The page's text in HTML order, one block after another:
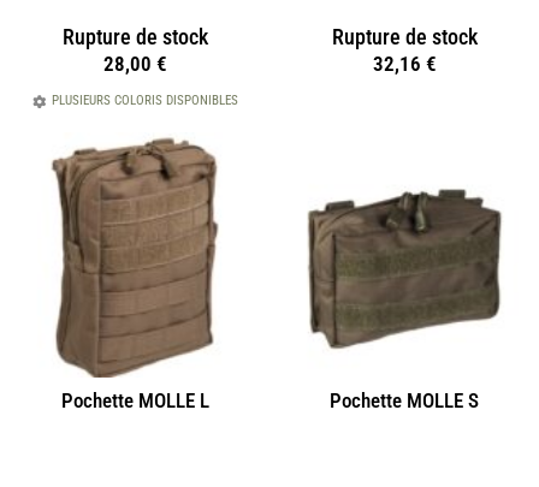
Rupture de stock
28,00 €
PLUSIEURS COLORIS DISPONIBLES
Rupture de stock
32,16 €
Pochette MOLLE L Pochette MOLLE S